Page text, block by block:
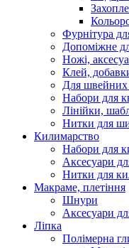
Фурнітура
Допоміжне
Ножі,
Клей,
Для
Набори для
Лінійки,
Нитки для
Килимарство
Набори для
Аксесуари
Нитки для
Макраме, плетіння
Шнури
Аксесуари
Ліпка
Полімерна